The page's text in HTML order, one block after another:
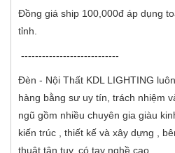
Đồng giá ship 100,000đ áp dụng
tỉnh.
----------------------------
Đèn - Nội Thất KDL LIGHTING
hàng bằng sư uy tín, trách nhiệm
ngũ gồm nhiều chuyên gia giàu
kiến trúc , thiết kế và xây dựng ,
thuật tận tụy, có tay nghề cao.